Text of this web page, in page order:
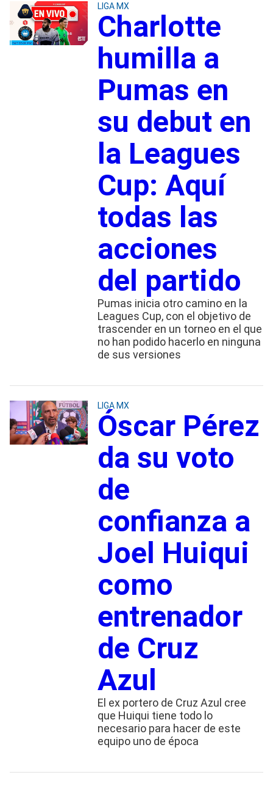
LIGA MX
Charlotte
humilla a
Pumas en
su debut en
la Leagues
Cup: Aquí
todas las
acciones
del partido
Pumas inicia otro camino en la
Leagues Cup, con el objetivo de
trascender en un torneo en el que
no han podido hacerlo en ninguna
de sus versiones
LIGA MX
Óscar Pérez
da su voto
de
confianza a
Joel Huiqui
como
entrenador
de Cruz
Azul
El ex portero de Cruz Azul cree
que Huiqui tiene todo lo
necesario para hacer de este
equipo uno de época